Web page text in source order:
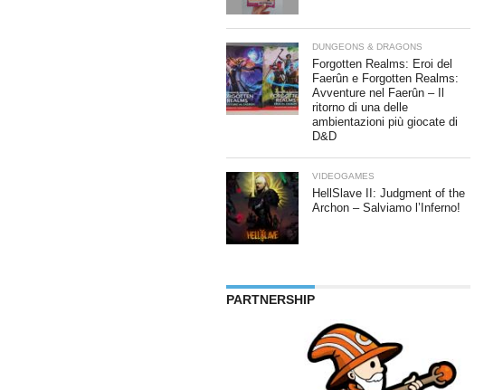
DUNGEONS & DRAGONS
Forgotten Realms: Eroi del
Faerûn e Forgotten Realms:
Avventure nel Faerûn – Il
ritorno di una delle
ambientazioni più giocate di
D&D
VIDEOGAMES
HellSlave II: Judgment of the
Archon – Salviamo l’Inferno!
PARTNERSHIP